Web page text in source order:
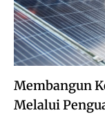
Membangun
Melalui